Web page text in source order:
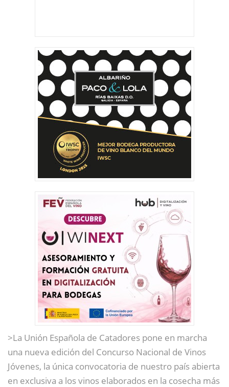
>La Unión Española de Catadores pone en marcha
una nueva edición del Concurso Nacional de Vinos
Jóvenes, la única convocatoria de nuestro país abierta
en exclusiva a los vinos elaborados en la cosecha más